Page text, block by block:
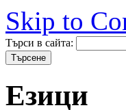
Skip to
Търси в сайта:
Езици